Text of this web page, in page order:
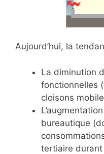
Aujourd’hui, la
La diminution
fonctionnelles
cloisons
bureautique
tertiaire durant